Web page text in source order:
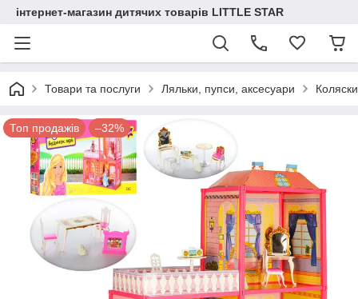
інтернет-магазин дитячих товарів LITTLE STAR
Товари та послуги Ляльки, пупси, аксесуари
Топ продажів –32%